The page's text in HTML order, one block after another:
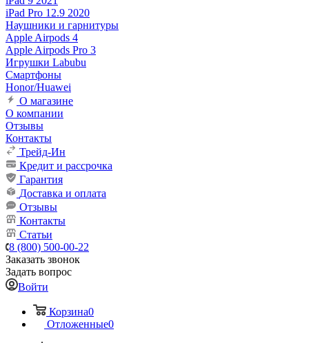
iPad Pro 12.9 2020
Наушники и гарнитуры
Apple Airpods 4
Apple Airpods Pro 3
Игрушки Labubu
Смартфоны
Honor/Huawei
О магазине
О компании
Отзывы
Контакты
Трейд-Ин
Кредит и рассрочка
Гарантия
Доставка и оплата
Отзывы
Контакты
Статьи
8 (800) 500-00-22
Заказать звонок
Задать вопрос
Войти
Корзина0
Отложенные0